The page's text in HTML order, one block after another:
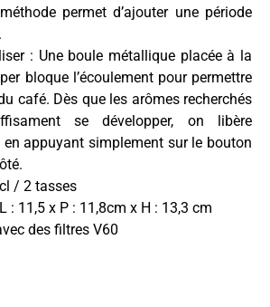
permet d’ajouter une période
: Une boule métallique placée à la
bloque l’écoulement pour permettre
café. Dès que les arômes recherchés
se développer, on libère
en appuyant simplement sur le bouton
/ 2 tasses
: 11,5 x P : 11,8cm x H : 13,3 cm
des filtres V60